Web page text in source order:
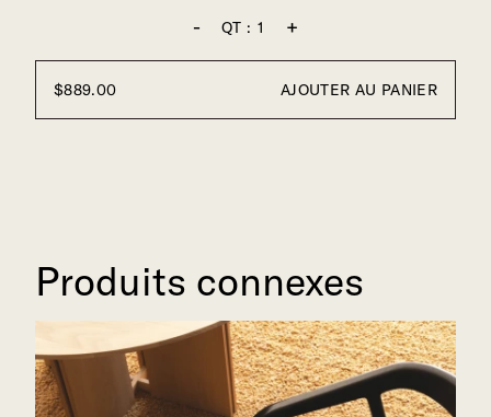
- QT : 1 +
$889.00 AJOUTER AU PANIER
Produits connexes